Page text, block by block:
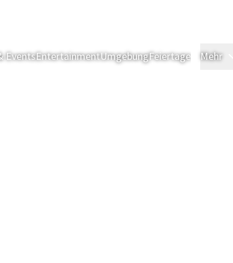
EventsEntertainmentUmgebungFeiertage Mehr